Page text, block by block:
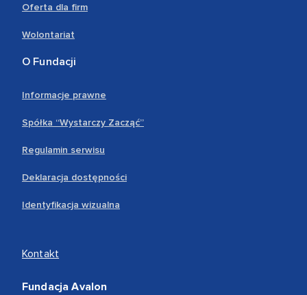
Oferta dla firm
Wolontariat
O Fundacji
Informacje prawne
Spółka “Wystarczy Zacząć”
Regulamin serwisu
Deklaracja dostępności
Identyfikacja wizualna
Kontakt
Fundacja Avalon